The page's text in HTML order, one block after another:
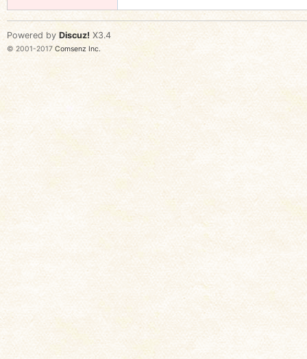
Powered by Discuz! X3.4
© 2001-2017 Comsenz Inc.